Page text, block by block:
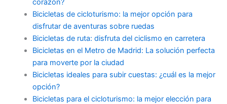
corazón?
Bicicletas de cicloturismo: la mejor opción para
disfrutar de aventuras sobre ruedas
Bicicletas de ruta: disfruta del ciclismo en carretera
Bicicletas en el Metro de Madrid: La solución perfecta
para moverte por la ciudad
Bicicletas ideales para subir cuestas: ¿cuál es la mejor
opción?
Bicicletas para el cicloturismo: la mejor elección para